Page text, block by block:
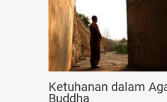
Ketuhanan dalam
Buddha